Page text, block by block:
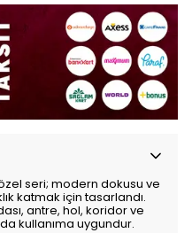
seri; modern dokusu ve
katmak için tasarlandı.
antre, hol, koridor ve
kullanıma uygundur.